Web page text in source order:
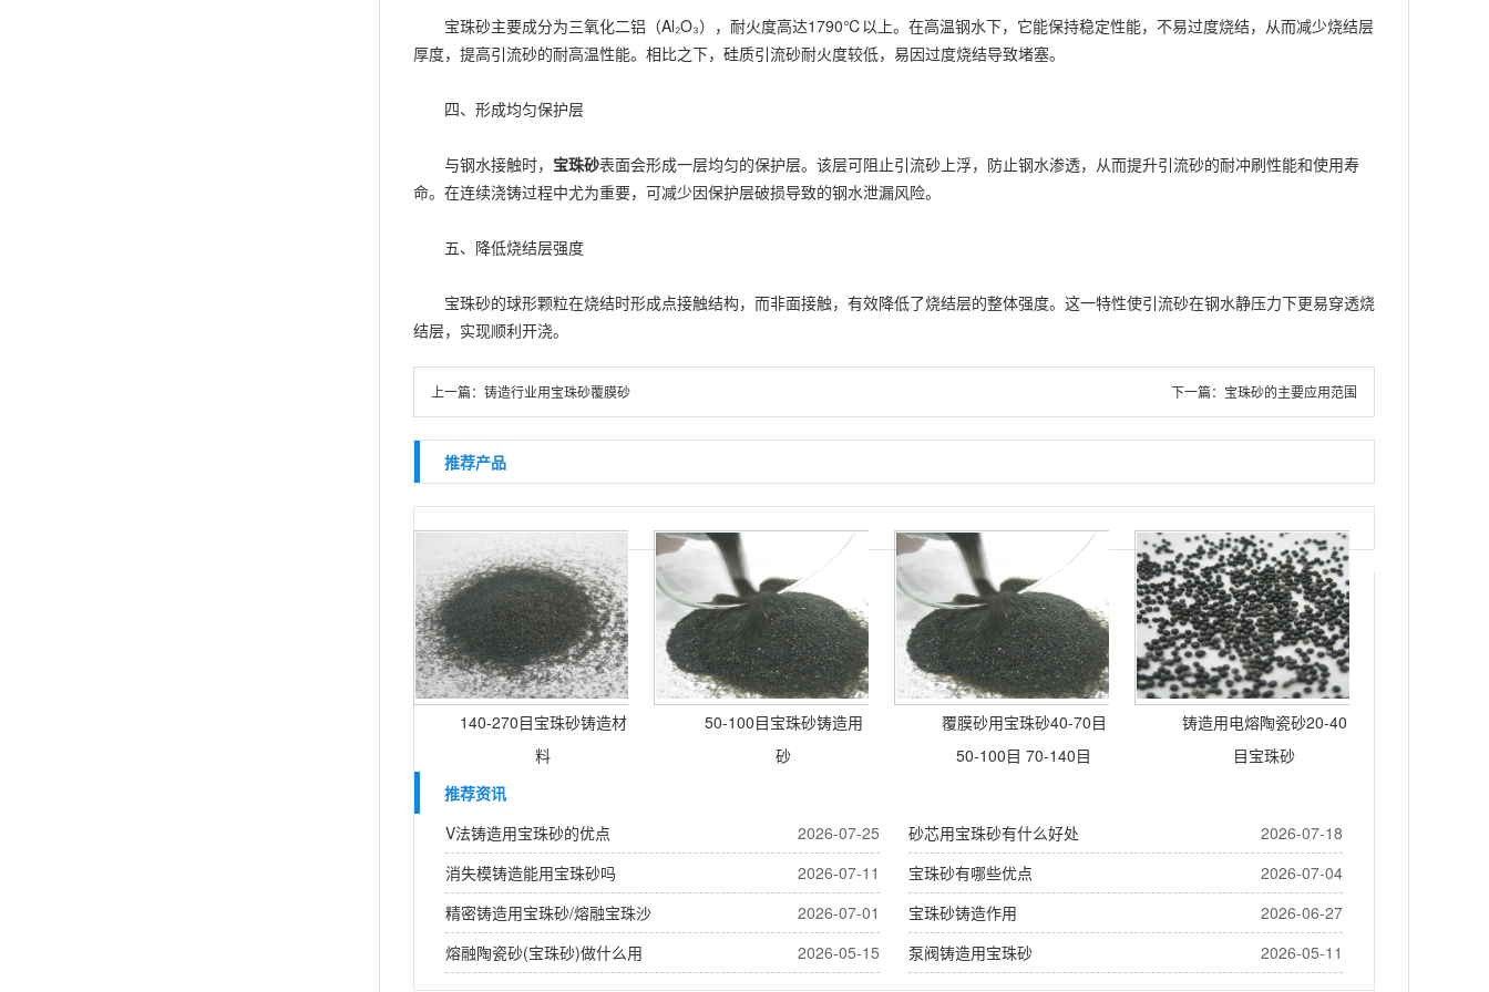
宝珠砂主要成分为三氧化二铝（Al₂O₃），耐火度高达1790℃以上。在高温钢水下，它能保持稳定性能，不易过度烧结，从而减少烧结层
厚度，提高引流砂的耐高温性能。相比之下，硅质引流砂耐火度较低，易因过度烧结导致堵塞。
四、形成均匀保护层
与钢水接触时， 宝珠砂表面会形成一层均匀的保护层。该层可阻止引流砂上浮，防止钢水渗透，从而提升引流砂的耐冲刷性能和使用寿
命。在连续浇铸过程中尤为重要，可减少因保护层破损导致的钢水泄漏风险。
五、降低烧结层强度
宝珠砂的球形颗粒在烧结时形成点接触结构，而非面接触，有效降低了烧结层的整体强度。这一特性使引流砂在钢水静压力下更易穿透烧
结层，实现顺利开浇。
上一篇： 铸造行业用宝珠砂覆膜砂 下一篇： 宝珠砂的主要应用范围
推荐产品
140-270目宝珠砂铸造材
料
50-100目宝珠砂铸造用
砂
覆膜砂用宝珠砂40-70目
50-100目 70-140目
铸造用电熔陶瓷砂20-40
目宝珠砂
推荐资讯
2026-07-25
V法铸造用宝珠砂的优点 2026-07-18
砂芯用宝珠砂有什么好处
2026-07-11
消失模铸造能用宝珠砂吗 2026-07-04
宝珠砂有哪些优点
2026-07-01
精密铸造用宝珠砂/熔融宝珠沙 2026-06-27
宝珠砂铸造作用
2026-05-15
熔融陶瓷砂(宝珠砂)做什么用 2026-05-11
泵阀铸造用宝珠砂